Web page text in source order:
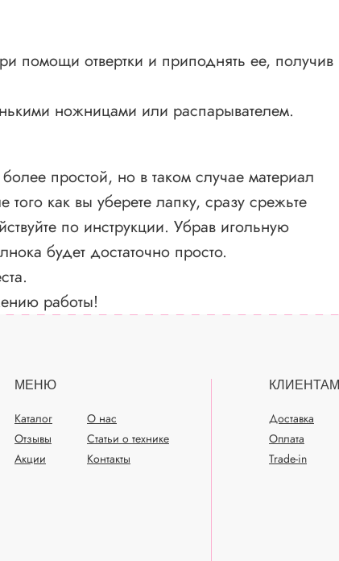
помощи отвертки и приподнять ее, получив
ножницами или распарывателем.
простой, но в таком случае материал
как вы уберете лапку, сразу срежьте
по инструкции. Убрав игольную
будет достаточно просто.
работы!
МЕНЮ КЛИЕНТАМ
Каталог О нас
Доставка
Статьи о технике
Оплата
Отзывы
Акции
Контакты Trade-in